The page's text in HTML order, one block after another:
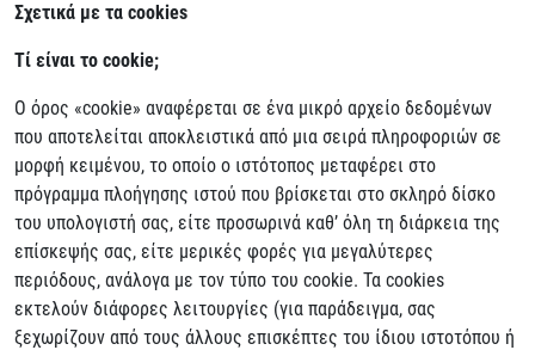
Σχετικά με τα cookies
Τί είναι το cookie;
Ο όρος «cookie» αναφέρεται σε ένα μικρό αρχείο δεδομένων
που αποτελείται αποκλειστικά από μια σειρά πληροφοριών σε
μορφή κειμένου, το οποίο ο ιστότοπος μεταφέρει στο
πρόγραμμα πλοήγησης ιστού που βρίσκεται στο σκληρό δίσκο
του υπολογιστή σας, είτε προσωρινά καθ’ όλη τη διάρκεια της
επίσκεψής σας, είτε μερικές φορές για μεγαλύτερες
περιόδους, ανάλογα με τον τύπο του cookie. Τα cookies
εκτελούν διάφορες λειτουργίες (για παράδειγμα, σας
ξεχωρίζουν από τους άλλους επισκέπτες του ίδιου ιστοτόπου ή